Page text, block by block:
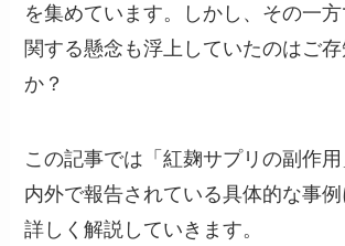
を集めています。しかし、その一
関する懸念も浮上していたのはご存
か？
この記事では「紅麹サプリの副作
内外で報告されている具体的な事例
詳しく解説していきます。